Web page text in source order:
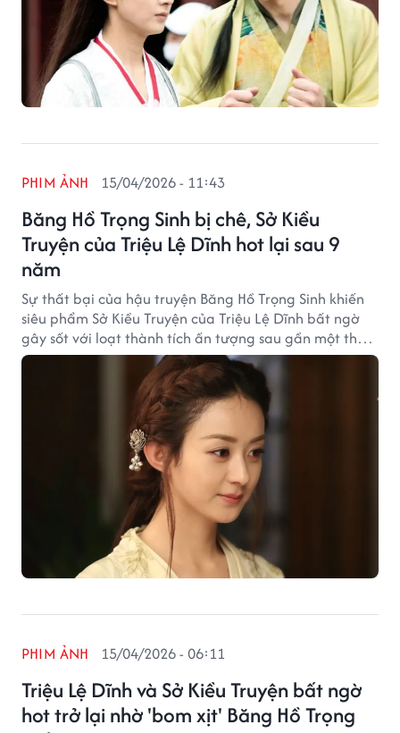
Băng Hồ Trọng Sinh bị chê, Sở Kiều
Truyện của Triệu Lệ Dĩnh hot lại sau 9
năm
PHIM ẢNH 15/04/2026 - 11:43
Sự thất bại của hậu truyện Băng Hồ Trọng Sinh khiến
siêu phẩm Sở Kiều Truyện của Triệu Lệ Dĩnh bất ngờ
gây sốt với loạt thành tích ấn tượng sau gần một thập
kỷ.
Triệu Lệ Dĩnh và Sở Kiều Truyện bất ngờ
hot trở lại nhờ 'bom xịt' Băng Hồ Trọng
PHIM ẢNH 15/04/2026 - 06:11